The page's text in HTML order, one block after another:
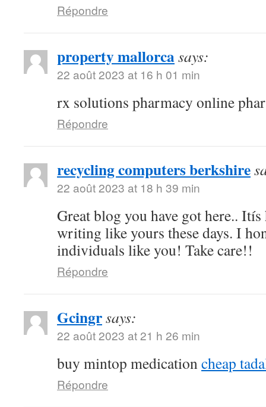
Répondre
property mallorcasays:
22 août 2023 at 16 h 01 min
rx solutions pharmacy online
Répondre
recycling computers berkshire
22 août 2023 at 18 h 39 min
Great blog you have got here..
writing like yours these days. I
individuals like you! Take care!!
Répondre
Gcingrsays:
22 août 2023 at 21 h 26 min
buy mintop medicationcheap
Répondre